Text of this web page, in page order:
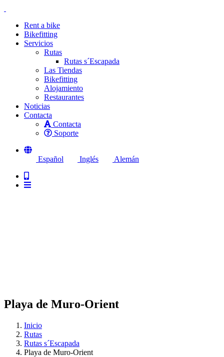
Rent a bike
Bikefitting
Servicios
Rutas
Rutas s´Escapada
Las Tiendas
Bikefitting
Alojamiento
Restaurantes
Noticias
Contacta
Contacta
Soporte
Español Inglés Alemán
Playa de Muro-Orient
Inicio
Rutas
Rutas s´Escapada
Playa de Muro-Orient